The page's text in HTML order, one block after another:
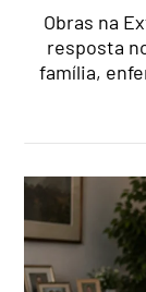
Obras na
resposta
família,